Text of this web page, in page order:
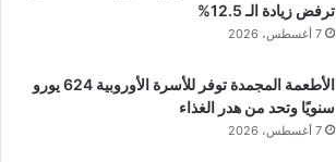
ترفض زيادة الـ 12.5%
7 أغسطس، 2026
الأطعمة المجمدة توفر للأسرة الأوروبية 624 يورو
سنويًا وتحد من هدر الغذاء
7 أغسطس، 2026